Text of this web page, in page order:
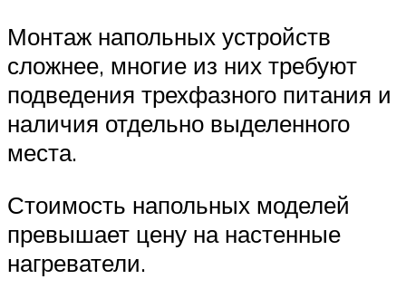
Монтаж напольных устройств
сложнее, многие из них требуют
подведения трехфазного питания и
наличия отдельно выделенного
места.
Стоимость напольных моделей
превышает цену на настенные
нагреватели.